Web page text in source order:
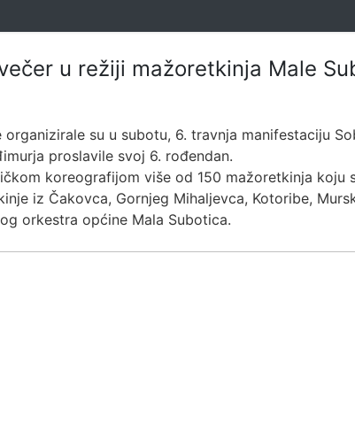
u režiji mažoretkinja Male
su u subotu, 6. travnja manifestaciju
proslavile svoj 6. rođendan.
koreografijom više od 150 mažoretkinja
iz Čakovca, Gornjeg Mihaljevca, Kotoribe,
orkestra općine Mala Subotica.